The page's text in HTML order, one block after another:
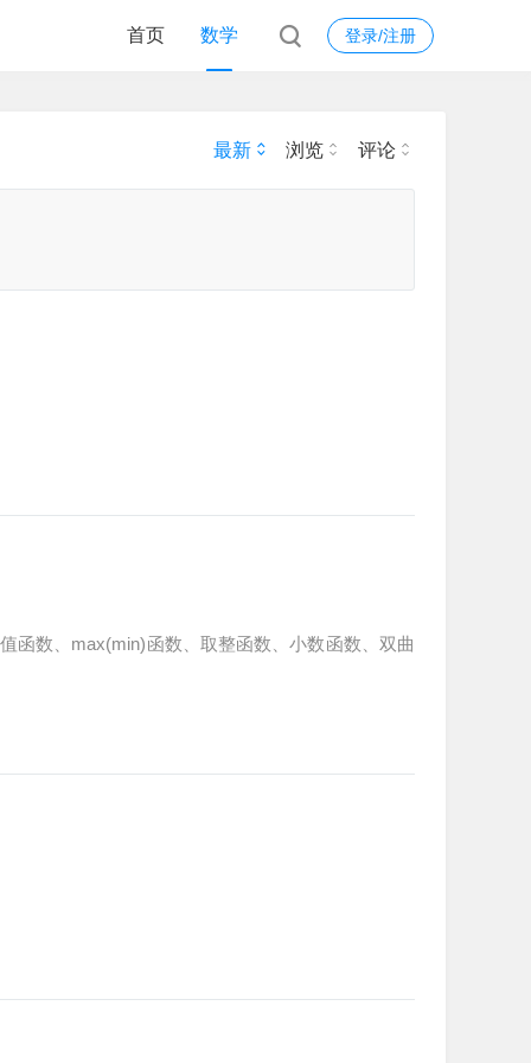
登录/注册
首页 数学
最新 浏览 评论
函数、max(min)函数、取整函数、小数函数、双曲